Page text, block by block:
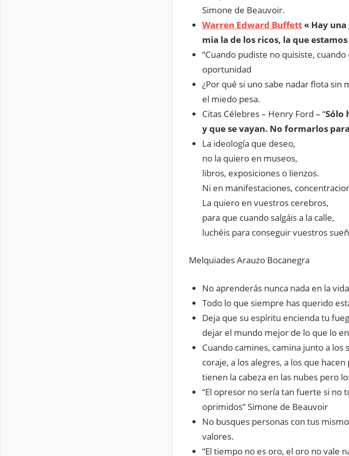
Simone de Beauvoir.
Warren Edward Buffett«Hay una
mia la de los ricos, la que
“Cuando pudiste no quisiste,
oportunidad
¿Por qué si uno sabe nadar flota sin
el miedo pesa.
Citas Célebres – Henry Ford – “Sólo
y que se vayan. No formarlos
La ideología que deseo,
no la quiero en museos,
libros, exposiciones o lienzos.
Ni en manifestaciones,
La quiero en vuestros cerebros,
para que cuando salgáis a la calle,
luchéis para conseguir vuestros
Melquiades Arauzo Bocanegra
No aprenderás nunca nada en la
Todo lo que siempre has querido
Deja que su espíritu encienda tu
dejar el mundo mejor de lo que lo
Cuando camines, camina junto a
coraje, a los alegres, a los que
tienen la cabeza en las nubes pero
“El opresor no sería tan fuerte si no
oprimidos” Simone de Beauvoir
No busques personas con tus
valores.
“El tiempo no es oro, el oro no vale